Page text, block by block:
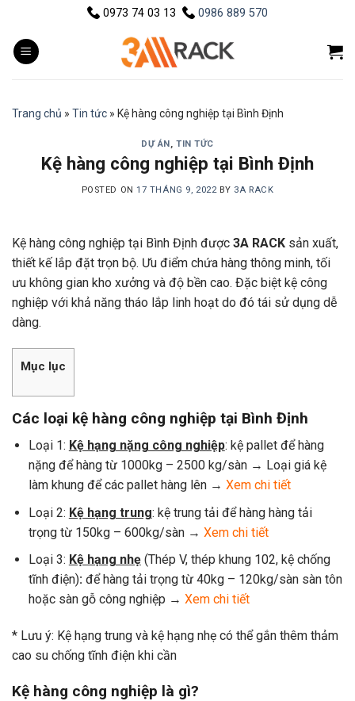
content
0973 74 03 13 0986 889 570
Trang chủ » Tin tức » Kệ hàng công nghiệp tại Bình Định
DỰ ÁN, TIN TỨC
Kệ hàng công nghiệp tại Bình Định
POSTED ON17 THÁNG 9, 2022 BY 3A RACK
Kệ hàng công nghiệp tại Bình Định được 3A RACK sản xuất,
thiết kế lắp đặt trọn bộ. Ưu điểm chứa hàng thông minh, tối
ưu không gian kho xưởng và độ bền cao. Đặc biệt kệ công
nghiệp với khả năng tháo lắp linh hoạt do đó tái sử dụng dễ
dàng.
Mục lục
Các loại kệ hàng công nghiệp tại Bình Định
Loại 1: Kệ hạng nặng công nghiệp: kệ pallet để hàng
nặng để hàng từ 1000kg – 2500 kg/sàn → Loại giá kệ
làm khung để các pallet hàng lên → Xem chi tiết
Loại 2: Kệ hạng trung: kệ trung tải để hàng hàng tải
trọng từ 150kg – 600kg/sàn → Xem chi tiết
Loại 3: Kệ hạng nhẹ(Thép V, thép khung 102, kệ chống
tĩnh điện):để hàng tải trọng từ 40kg – 120kg/sàn sàn tôn
hoặc sàn gỗ công nghiệp → Xem chi tiết
* Lưu ý: Kệ hạng trung và kệ hạng nhẹ có thể gắn thêm thảm
cao su chống tĩnh điện khi cần
Kệ hàng công nghiệp là gì?